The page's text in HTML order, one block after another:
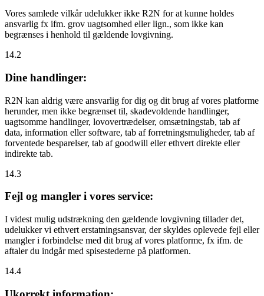
Vores samlede vilkår udelukker ikke R2N for at kunne holdes
ansvarlig fx ifm. grov uagtsomhed eller lign., som ikke kan
begrænses i henhold til gældende lovgivning.
14.2
Dine handlinger:
R2N kan aldrig være ansvarlig for dig og dit brug af vores platforme
herunder, men ikke begrænset til, skadevoldende handlinger,
uagtsomme handlinger, lovovertrædelser, omsætningstab, tab af
data, information eller software, tab af forretningsmuligheder, tab af
forventede besparelser, tab af goodwill eller ethvert direkte eller
indirekte tab.
14.3
Fejl og mangler i vores service:
I videst mulig udstrækning den gældende lovgivning tillader det,
udelukker vi ethvert erstatningsansvar, der skyldes oplevede fejl eller
mangler i forbindelse med dit brug af vores platforme, fx ifm. de
aftaler du indgår med spisestederne på platformen.
14.4